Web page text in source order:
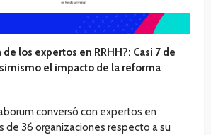
los expertos en RRHH?: Casi 7 de
el impacto de la reforma
conversó con expertos en
de 36 organizaciones respecto a su